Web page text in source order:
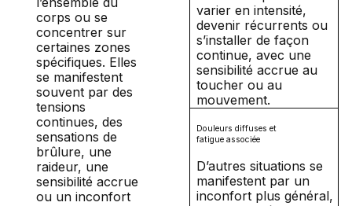
corps ou se
concentrer sur
certaines zones
spécifiques. Elles
se manifestent
souvent par des
tensions
continues, des
sensations de
brûlure, une
raideur, une
sensibilité accrue
ou un inconfort
varier en intensité,
devenir récurrents ou
s’installer de façon
continue, avec une
sensibilité accrue au
toucher ou au
mouvement.
Douleurs diffuses et
fatigue associée
D’autres situations se
manifestent par un
inconfort plus général,